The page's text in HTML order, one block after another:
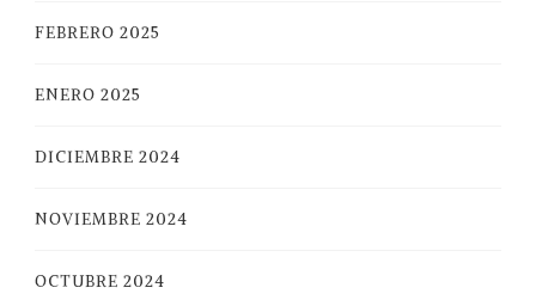
FEBRERO 2025
ENERO 2025
DICIEMBRE 2024
NOVIEMBRE 2024
OCTUBRE 2024